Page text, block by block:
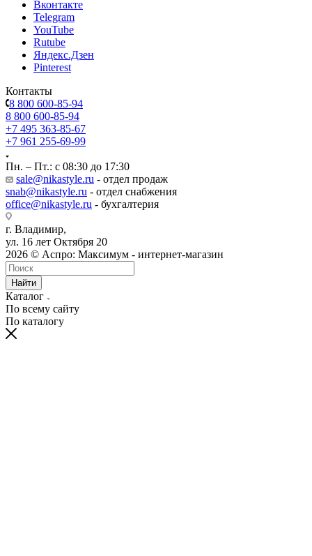
Вконтакте
Telegram
YouTube
Rutube
Яндекс.Дзен
Pinterest
Контакты
8 800 600-85-94
8 800 600-85-94
+7 495 363-85-67
+7 961 255-69-99
Пн. – Пт.: с 08:30 до 17:30
sale@nikastyle.ru - отдел продаж
snab@nikastyle.ru - отдел снабжения
office@nikastyle.ru - бухгалтерия
г. Владимир,
ул. 16 лет Октября 20
2026 © Аспро: Максимум - интернет-магазин
Найти
Каталог
По всему сайту
По каталогу